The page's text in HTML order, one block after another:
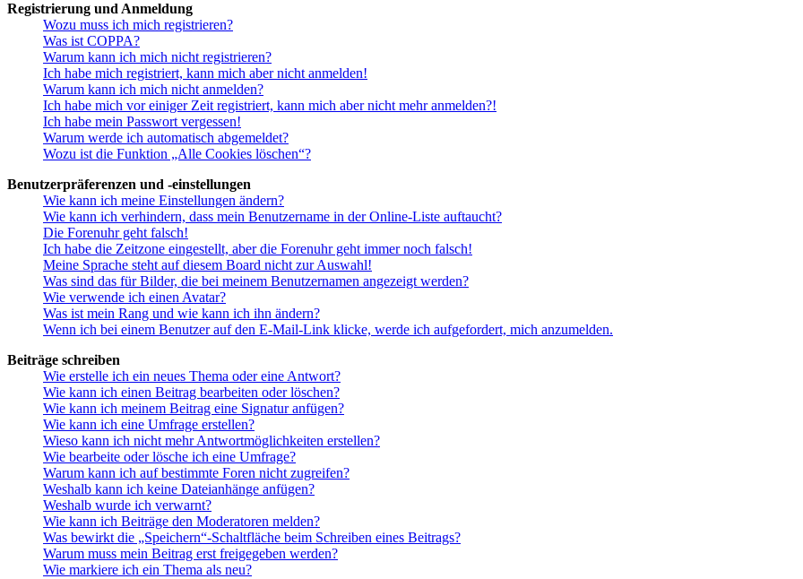
Registrierung und Anmeldung
Wozu muss ich mich registrieren?
Was ist COPPA?
Warum kann ich mich nicht registrieren?
Ich habe mich registriert, kann mich aber nicht anmelden!
Warum kann ich mich nicht anmelden?
Ich habe mich vor einiger Zeit registriert, kann mich aber nicht mehr anmelden?!
Ich habe mein Passwort vergessen!
Warum werde ich automatisch abgemeldet?
Wozu ist die Funktion „Alle Cookies löschen“?
Benutzerpräferenzen und -einstellungen
Wie kann ich meine Einstellungen ändern?
Wie kann ich verhindern, dass mein Benutzername in der Online-Liste auftaucht?
Die Forenuhr geht falsch!
Ich habe die Zeitzone eingestellt, aber die Forenuhr geht immer noch falsch!
Meine Sprache steht auf diesem Board nicht zur Auswahl!
Was sind das für Bilder, die bei meinem Benutzernamen angezeigt werden?
Wie verwende ich einen Avatar?
Was ist mein Rang und wie kann ich ihn ändern?
Wenn ich bei einem Benutzer auf den E-Mail-Link klicke, werde ich aufgefordert, mich anzumelden.
Beiträge schreiben
Wie erstelle ich ein neues Thema oder eine Antwort?
Wie kann ich einen Beitrag bearbeiten oder löschen?
Wie kann ich meinem Beitrag eine Signatur anfügen?
Wie kann ich eine Umfrage erstellen?
Wieso kann ich nicht mehr Antwortmöglichkeiten erstellen?
Wie bearbeite oder lösche ich eine Umfrage?
Warum kann ich auf bestimmte Foren nicht zugreifen?
Weshalb kann ich keine Dateianhänge anfügen?
Weshalb wurde ich verwarnt?
Wie kann ich Beiträge den Moderatoren melden?
Was bewirkt die „Speichern“-Schaltfläche beim Schreiben eines Beitrags?
Warum muss mein Beitrag erst freigegeben werden?
Wie markiere ich ein Thema als neu?